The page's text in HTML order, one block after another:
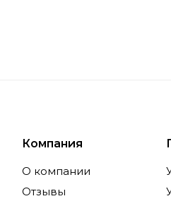
Calibrite
Компания
О компании
Отзывы